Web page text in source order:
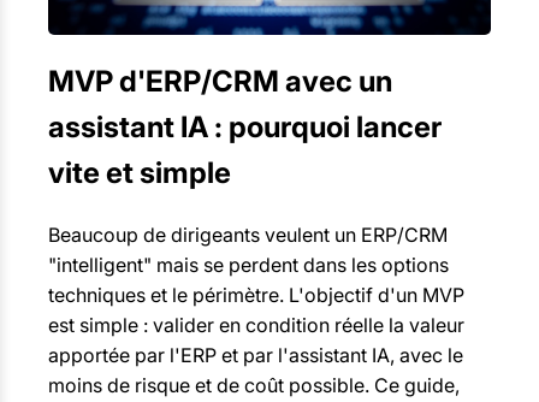
MVP d'ERP/CRM avec un
assistant IA : pourquoi lancer
vite et simple
Beaucoup de dirigeants veulent un ERP/CRM
"intelligent" mais se perdent dans les options
techniques et le périmètre. L'objectif d'un MVP
est simple : valider en condition réelle la valeur
apportée par l'ERP et par l'assistant IA, avec le
moins de risque et de coût possible. Ce guide,